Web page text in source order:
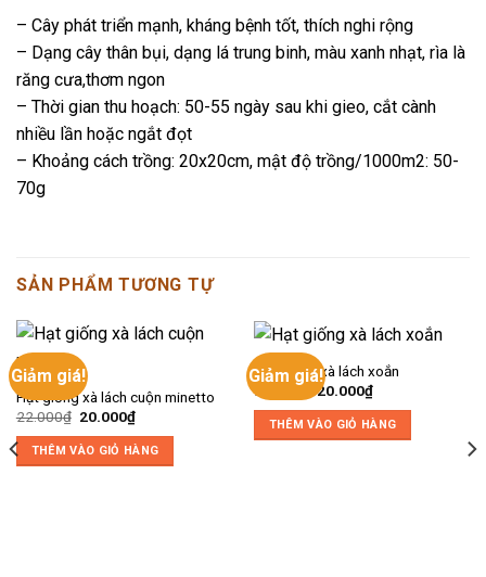
– Cây phát triển mạnh, kháng bệnh tốt, thích nghi rộng
– Dạng cây thân bụi, dạng lá trung binh, màu xanh nhạt, rìa là
răng cưa,thơm ngon
– Thời gian thu hoạch: 50-55 ngày sau khi gieo, cắt cành
nhiều lần hoặc ngắt đọt
– Khoảng cách trồng: 20x20cm, mật độ trồng/1000m2: 50-
70g
SẢN PHẨM TƯƠNG TỰ
Giảm giá!
Hạt giống xà lách cuộn minetto
22.000₫ Giá
là:
22.000₫.
20.000₫Giá
hiện
tại
là:
20.000₫.
THÊM VÀO GIỎ HÀNG
Giảm giá!
Hạt giống xà lách xoắn
22.000₫
Giá
là:
22.000₫.
20.000₫Giá
hiện
tại
là:
20.000₫.
THÊM VÀO GIỎ HÀNG